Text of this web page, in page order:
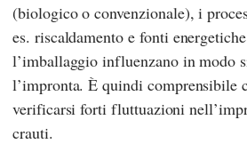
(biologico o convenzionale), i
es. riscaldamento e fonti
l’imballaggio influenzano in modo
l’impronta. È quindi comprensibile
verificarsi forti fluttuazioni
crauti.